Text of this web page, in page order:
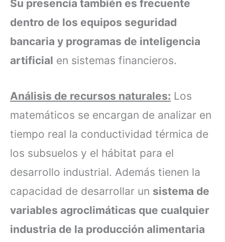
Su presencia también es frecuente
dentro de los equipos seguridad
bancaria y programas de inteligencia
artificial en sistemas financieros.
Análisis de recursos naturales: Los
matemáticos se encargan de analizar en
tiempo real la conductividad térmica de
los subsuelos y el hábitat para el
desarrollo industrial. Además tienen la
capacidad de desarrollar un sistema de
variables agroclimáticas que cualquier
industria de la producción alimentaria